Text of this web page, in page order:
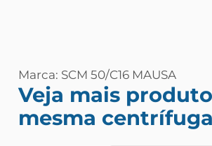
Marca: SCM 50/C16 MAUSA
Veja mais
mesma centrífuga